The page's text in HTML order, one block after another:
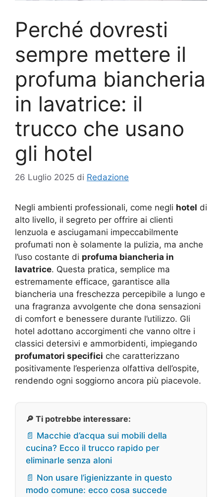
Perché dovresti
sempre mettere il
profuma biancheria
in lavatrice: il
trucco che usano
gli hotel
26 Luglio 2025 di Redazione
Negli ambienti professionali, come negli hotel di
alto livello, il segreto per offrire ai clienti
lenzuola e asciugamani impeccabilmente
profumati non è solamente la pulizia, ma anche
l’uso costante di profuma biancheria in
lavatrice. Questa pratica, semplice ma
estremamente efficace, garantisce alla
biancheria una freschezza percepibile a lungo e
una fragranza avvolgente che dona sensazioni
di comfort e benessere durante l’utilizzo. Gli
hotel adottano accorgimenti che vanno oltre i
classici detersivi e ammorbidenti, impiegando
profumatori specifici che caratterizzano
positivamente l’esperienza olfattiva dell’ospite,
rendendo ogni soggiorno ancora più piacevole.
🔎 Ti potrebbe interessare:
📄 Macchie d’acqua sui mobili della
cucina? Ecco il trucco rapido per
eliminarle senza aloni
📄 Non usare l’igienizzante in questo
modo comune: ecco cosa succede